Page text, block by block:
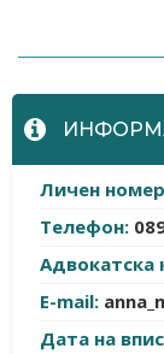
Личен
Телефон:
Адвокатска
E-mail:
Дата на